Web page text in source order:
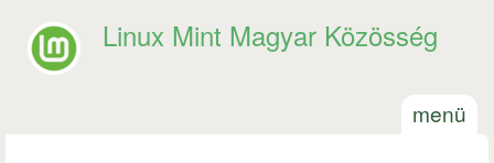
Linux Mint Magyar Közösség
menü